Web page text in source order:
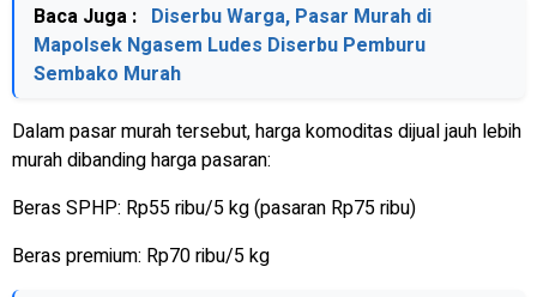
Baca Juga : Diserbu Warga, Pasar Murah di
Mapolsek Ngasem Ludes Diserbu Pemburu
Sembako Murah
Dalam pasar murah tersebut, harga komoditas dijual jauh lebih
murah dibanding harga pasaran:
Beras SPHP: Rp55 ribu/5 kg (pasaran Rp75 ribu)
Beras premium: Rp70 ribu/5 kg